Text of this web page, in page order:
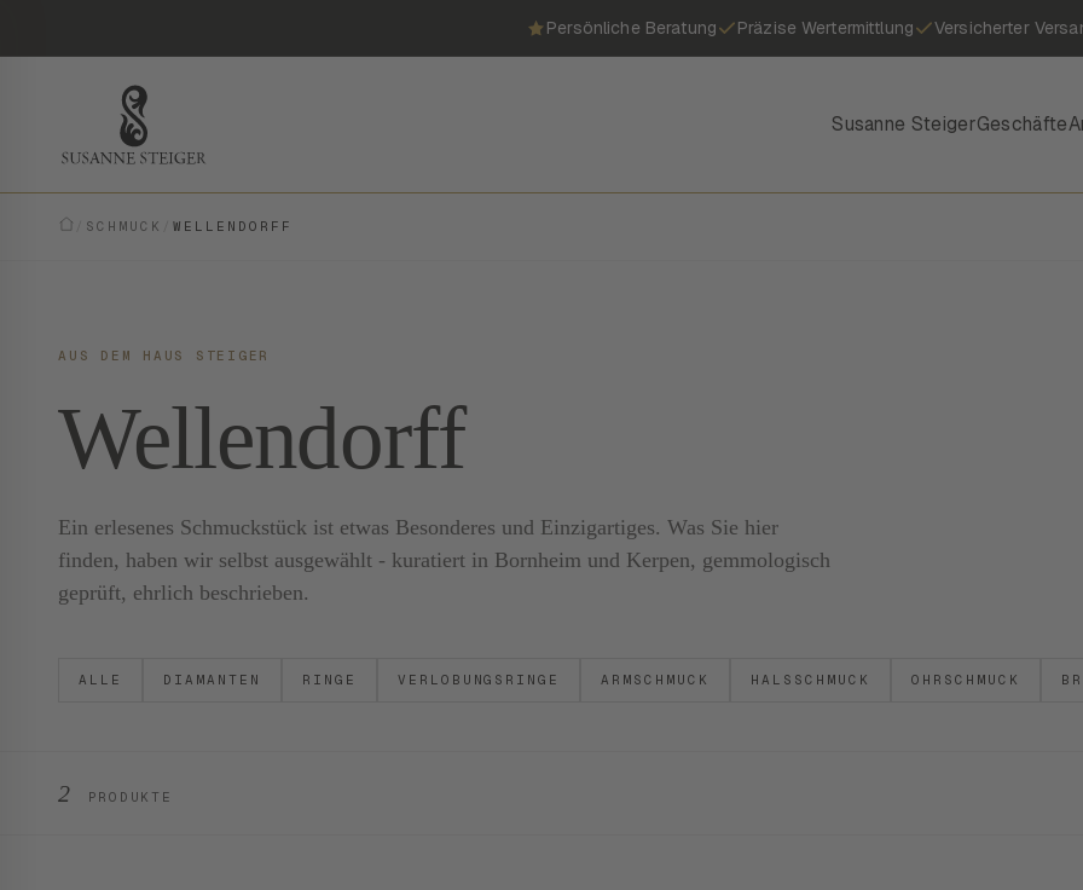
Persönliche Beratung Präzise Wertermittlung Versicherter
Susanne SteigerGeschäfte
SCHMUCK WELLENDORFF
AUS DEM HAUS STEIGER
Wellendorff
Ein erlesenes Schmuckstück ist etwas Besonderes und Einzigartiges. Was Sie hier
finden, haben wir selbst ausgewählt - kuratiert in Bornheim und Kerpen, gemmologisch
geprüft, ehrlich beschrieben.
ALLE DIAMANTEN RINGE VERLOBUNGSRINGE ARMSCHMUCK HALSSCHMUCK OHRSCHMUCK
2 PRODUKTE